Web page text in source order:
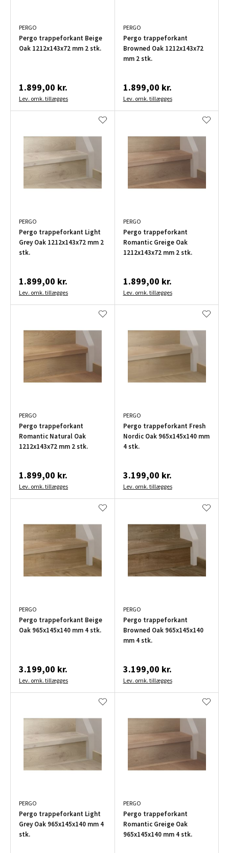
PERGO
Pergo trappeforkant Beige
Oak 1212x143x72 mm 2 stk.
1.899,00 kr.
Lev. omk. tillægges
PERGO
Pergo trappeforkant
Browned Oak 1212x143x72
mm 2 stk.
1.899,00 kr.
Lev. omk. tillægges
PERGO
Pergo trappeforkant Light
Grey Oak 1212x143x72 mm 2
stk.
1.899,00 kr.
Lev. omk. tillægges
PERGO
Pergo trappeforkant
Romantic Greige Oak
1212x143x72 mm 2 stk.
1.899,00 kr.
Lev. omk. tillægges
PERGO
Pergo trappeforkant
Romantic Natural Oak
1212x143x72 mm 2 stk.
1.899,00 kr.
Lev. omk. tillægges
PERGO
Pergo trappeforkant Fresh
Nordic Oak 965x145x140 mm
4 stk.
3.199,00 kr.
Lev. omk. tillægges
PERGO
Pergo trappeforkant Beige
Oak 965x145x140 mm 4 stk.
3.199,00 kr.
Lev. omk. tillægges
PERGO
Pergo trappeforkant
Browned Oak 965x145x140
mm 4 stk.
3.199,00 kr.
Lev. omk. tillægges
PERGO
Pergo trappeforkant Light
Grey Oak 965x145x140 mm 4
stk.
PERGO
Pergo trappeforkant
Romantic Greige Oak
965x145x140 mm 4 stk.